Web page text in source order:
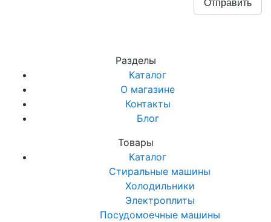
Разделы
Каталог
О магазине
Контакты
Блог
Товары
Каталог
Стиральные машины
Холодильники
Электроплиты
Посудомоечные машины